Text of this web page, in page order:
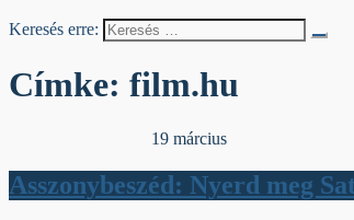
Keresés erre:
Címke: film.hu
19 március
Asszonybeszéd: Nyerd meg